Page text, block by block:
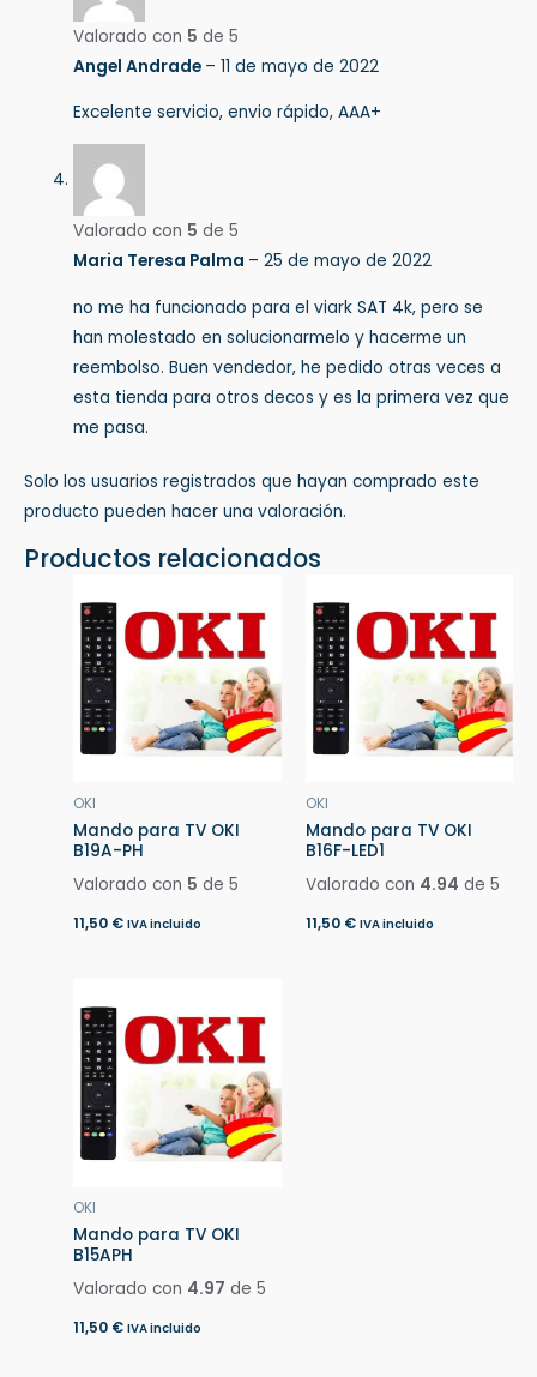
Valorado con 5 de 5
Angel Andrade – 11 de mayo de 2022
Excelente servicio, envio rápido, AAA+
Valorado con 5 de 5
Maria Teresa Palma – 25 de mayo de 2022
no me ha funcionado para el viark SAT 4k, pero se
han molestado en solucionarmelo y hacerme un
reembolso. Buen vendedor, he pedido otras veces a
esta tienda para otros decos y es la primera vez que
me pasa.
Solo los usuarios registrados que hayan comprado este
producto pueden hacer una valoración.
Productos relacionados
OKI
Mando para TV OKI
B19A-PH
Valorado con 5 de 5
11,50 € IVA incluido
OKI
Mando para TV OKI
B16F-LED1
Valorado con 4.94 de 5
11,50 € IVA incluido
OKI
Mando para TV OKI
B15APH
Valorado con 4.97 de 5
11,50 € IVA incluido